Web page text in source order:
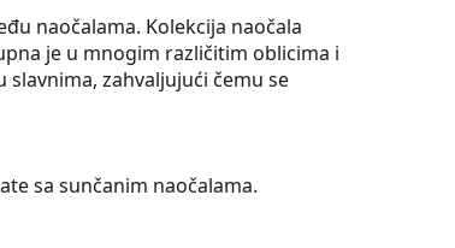
naočalama. Kolekcija naočala
je u mnogim različitim oblicima i
zahvaljujući čemu se
sa sunčanim naočalama.